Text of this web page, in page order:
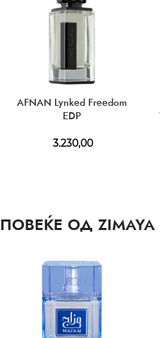
AFNAN Lynked Freedom
EDP
3.230,00
ПОВЕЌЕ ОД ZIMAYA